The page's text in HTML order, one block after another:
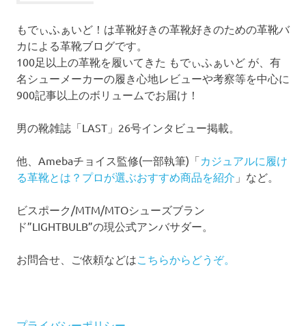
もでぃふぁいど！は革靴好きの革靴好きのための革靴バ
カによる革靴ブログです。
100足以上の革靴を履いてきた もでぃふぁいど が、有
名シューメーカーの履き心地レビューや考察等を中心に
900記事以上のボリュームでお届け！
男の靴雑誌「LAST」26号インタビュー掲載。
他、Amebaチョイス監修(一部執筆)「カジュアルに履け
る革靴とは？プロが選ぶおすすめ商品を紹介 」など。
ビスポーク/MTM/MTOシューズブラン
ド”LIGHTBULB”の現公式アンバサダー。
お問合せ、ご依頼などは こちらからどうぞ。